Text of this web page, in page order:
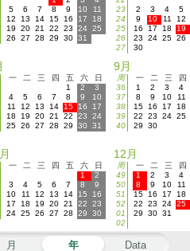
5
6 7 8 9 10
11
12
13 14 15 16 17
18
19
20 21 22 23 24
25
26
27 28 29 30 31
23
2 3 4 5
24
9 10 11 12
25
16 17 18 19
26
23 24 25 26
27
30
一 二 三 四 五 六
日
1
2
3
4
5 6 7 8 9
10
11
12 13 14 15 16
17
18
19 20 21 22 23
24
25 26 27 28 29 30 31
9月
周 一 二 三 四
36
1 2 3 4
37
8 9 10 11
38
15 16 17 18
39
22 23 24 25
40
29 30
一 二 三 四 五 六
日
1
2
3
4 5 6 7 8
9
10
11 12 13 14 15
16
17
18 19 20 21 22
23
24 25 26 27 28 29 30
12月
周 一 二 三 四
49
1 2 3 4
50
8 9 10 11
51
15 16 17 18
52
22 23 24 25
01
29 30 31
02
月 年 Data